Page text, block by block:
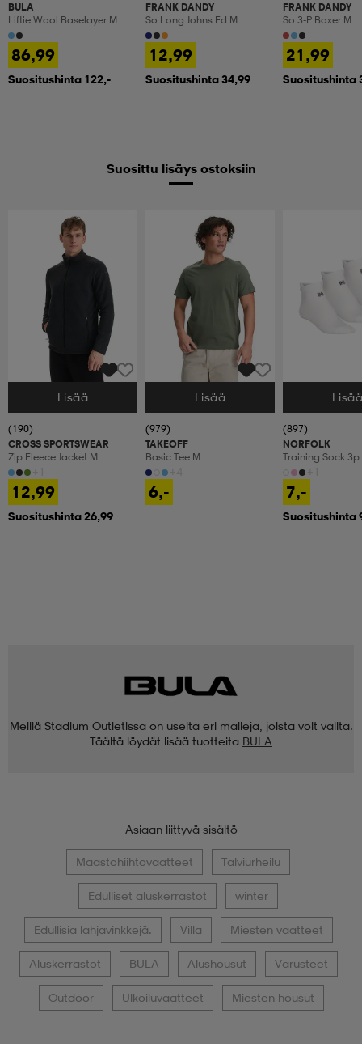
BULA
Liftie Wool Baselayer M
86,99
Suositushinta 122,-
FRANK DANDY
So Long Johns Fd M
12,99
Suositushinta 34,99
FRANK DANDY
So 3-P Boxer M
21,99
Suositushinta
Suosittu lisäys ostoksiin
Valitse Koko
Lisää
(190)
CROSS SPORTSWEAR
Zip Fleece Jacket M
12,99
Suositushinta 26,99
Valitse Koko
Lisää
(979)
TAKEOFF
Basic Tee M
6,-
Valitse Koko
(897)
NORFOLK
Training Sock 3p
7,-
Suositushinta
Meillä Stadium Outletissa on useita eri malleja, joista voit valita.
Täältä löydät lisää tuotteita BULA
Asiaan liittyvä sisältö
Maastohiihtovaatteet Talviurheilu
Edulliset aluskerrastot winter
Edullisia lahjavinkkejä. Villa Miesten vaatteet
Aluskerrastot BULA Alushousut Varusteet
Outdoor Ulkoiluvaatteet Miesten housut